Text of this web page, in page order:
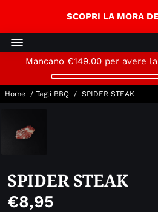
Skip to content
Skip to menu
Open Accessibility Widget
SCOPRI LA MORA
Mancano €149.00per avere la
Home / Tagli BBQ / SPIDER STEAK
SPIDER STEAK
€8,95